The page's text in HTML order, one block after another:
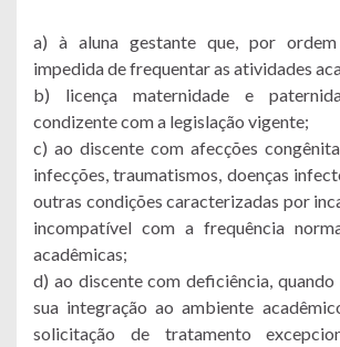
a) à aluna gestante que, por ordem
impedida de frequentar as atividades
b) licença maternidade e
condizente com a legislação vigente;
c) ao discente com afecções
infecções, traumatismos, doenças
outras condições caracterizadas por
incompatível com a frequência
acadêmicas;
d) ao discente com deficiência,
sua integração ao ambiente
solicitação de tratamento